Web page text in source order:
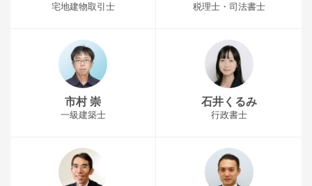
宅地建物取引士 税理士・司法書士
市村 崇
一級建築士
石井くるみ
行政書士